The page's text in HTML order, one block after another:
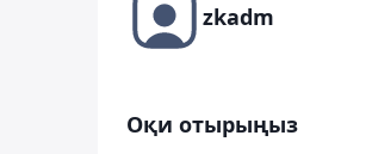
zkadm
Оқи отырыңыз